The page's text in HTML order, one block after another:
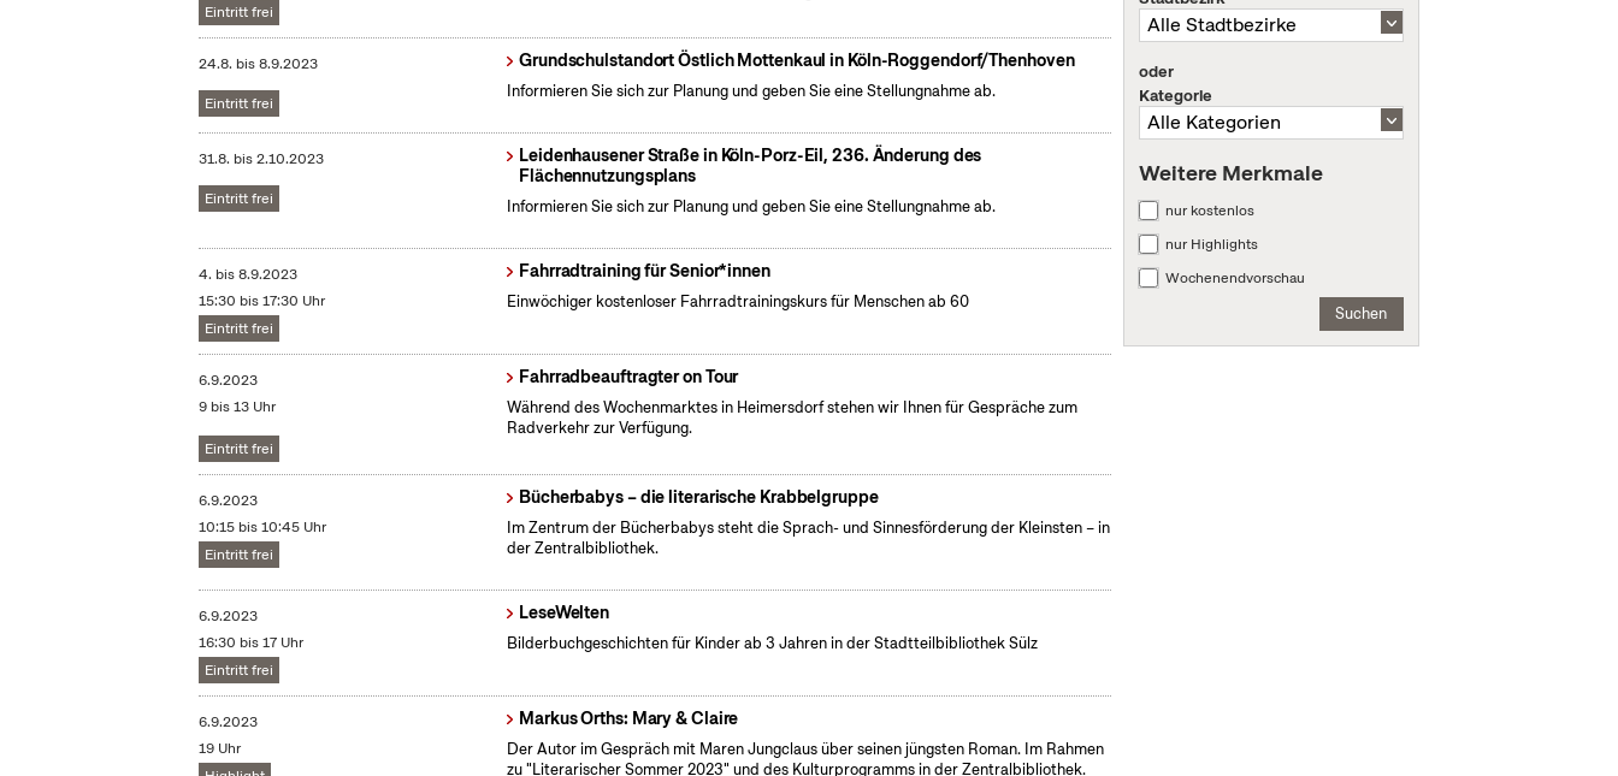
Eintritt frei
24.8. bis8.9.2023
Eintritt frei
Grundschulstandort Östlich Mottenkaul in Köln-Roggendorf/Thenhoven
Informieren Sie sich zur Planung und geben Sie eine Stellungnahme ab.
31.8. bis2.10.2023
Eintritt frei
Leidenhausener Straße in Köln-Porz-Eil, 236. Änderung des
Flächennutzungsplans
Informieren Sie sich zur Planung und geben Sie eine Stellungnahme ab.
4. bis8.9.2023
15:30 bis 17:30 Uhr
Eintritt frei
Fahrradtraining für Senior*innen
Einwöchiger kostenloser Fahrradtrainingskurs für Menschen ab 60
6.9.2023
9 bis 13 Uhr
Eintritt frei
Fahrradbeauftragter on Tour
Während des Wochenmarktes in Heimersdorf stehen wir Ihnen für Gespräche zum
Radverkehr zur Verfügung.
6.9.2023
10:15 bis 10:45 Uhr
Eintritt frei
Bücherbabys – die literarische Krabbelgruppe
Im Zentrum der Bücherbabys steht die Sprach- und Sinnesförderung der Kleinsten – in
der Zentralbibliothek.
6.9.2023
16:30 bis 17 Uhr
Eintritt frei
LeseWelten
Bilderbuchgeschichten für Kinder ab 3 Jahren in der Stadtteilbibliothek Sülz
6.9.2023
19 Uhr
Markus Orths: Mary & Claire
Der Autor im Gespräch mit Maren Jungclaus über seinen jüngsten Roman. Im Rahmen
zu "Literarischer Sommer 2023" und des Kulturprogramms in der Zentralbibliothek.
oder
Kategorie
Weitere Merkmale
nur kostenlos
nur Highlights
Wochenendvorschau
Suchen